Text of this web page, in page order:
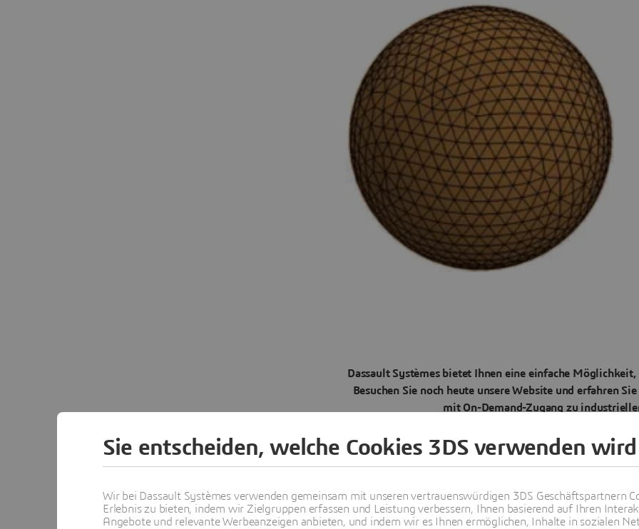
Dassault Systèmes bietet Ihnen eine einfache
Besuchen Sie noch heute unsere Website und erfahren
mit On-Demand-Zugang zu
Finden Sie einen
Sie entscheiden, welche Cookies 3DS verwenden wird
Wir bei Dassault Systèmes verwenden gemeinsam mit unseren vertrauenswürdigen 3DS Geschäftspartnern
Erlebnis zu bieten, indem wir Zielgruppen erfassen und Leistung verbessern, Ihnen basierend auf Ihren
Angebote und relevante Werbeanzeigen anbieten, und indem wir es Ihnen ermöglichen, Inhalte in sozialen